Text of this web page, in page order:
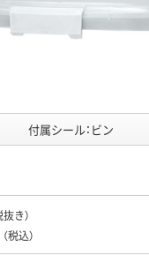
付属シール：ビン
抜き）
（税込）